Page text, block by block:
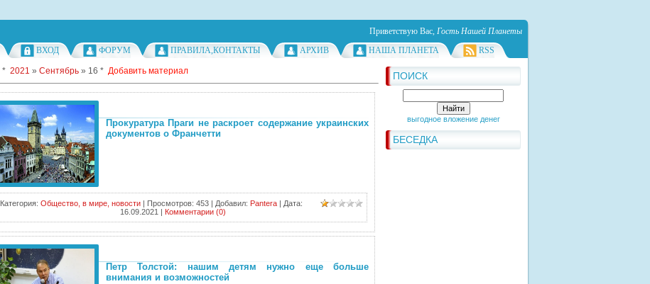
Приветствую Вас, Гость Нашей Планеты
ВХОД ФОРУМ ПРАВИЛА,КОНТАКТЫ АРХИВ НАША ПЛАНЕТА RSS
ПОИСК
выгодное вложение денег
БЕСЕДКА
* 2021 » Сентябрь » 16 * Добавить материал
Прокуратура Праги не раскроет содержание украинских
документов о Франчетти
Категория: Общество, в мире, новости | Просмотров: 453 | Добавил: Pantera | Дата:
16.09.2021 | Комментарии (0)
Петр Толстой: нашим детям нужно еще больше
внимания и возможностей